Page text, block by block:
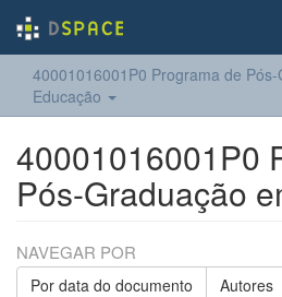
40001016001P0 Programa de
Educação
40001016001P0
Pós-Graduação
NAVEGAR POR
Por data do documento Autores